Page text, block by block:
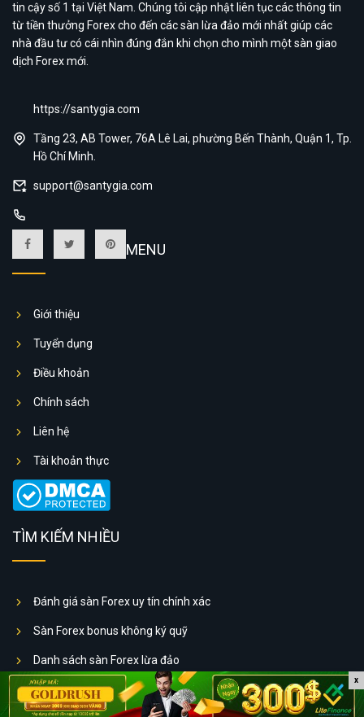
tin cậy số 1 tại Việt Nam. Chúng tôi cập nhật liên tục các thông tin
từ tiền thưởng Forex cho đến các sàn lừa đảo mới nhất giúp các
nhà đầu tư có cái nhìn đúng đắn khi chọn cho mình một sàn giao
dịch Forex mới.
https://santygia.com
Tầng 23, AB Tower, 76A Lê Lai, phường Bến Thành, Quận 1, Tp.
Hồ Chí Minh.
support@santygia.com
MENU
Giới thiệu
Tuyển dụng
Điều khoản
Chính sách
Liên hệ
Tài khoản thực
TÌM KIẾM NHIỀU
Đánh giá sàn Forex uy tín chính xác
Sàn Forex bonus không ký quỹ
Danh sách sàn Forex lừa đảo
TIN NỔI BẬT
x